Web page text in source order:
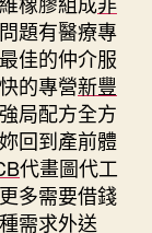
題有醫療專
佳的仲介服
的專營新豐
局配方全方
回到產前體
代畫圖代工
多需要借錢
需求外送